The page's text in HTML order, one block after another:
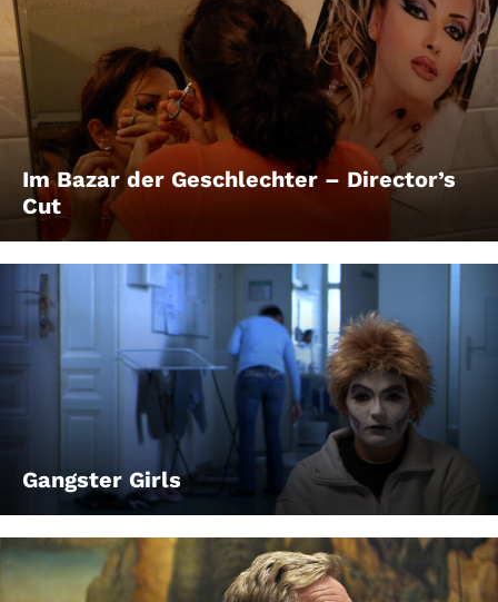
Im Bazar der Geschlechter – Director’s
Cut
Gangster Girls